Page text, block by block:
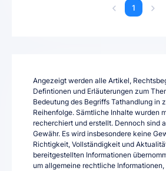
1
Angezeigt werden alle Artikel,
Defintionen und Erläuterungen zum
Bedeutung des Begriffs Tathandlung in
Reihenfolge. Sämtliche Inhalte wurden
recherchiert und erstellt. Dennoch sind
Gewähr. Es wird insbesondere keine
Richtigkeit, Vollständigkeit und
bereitgestellten Informationen
um allgemeine rechtliche